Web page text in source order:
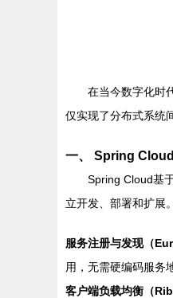
在当今数字化时
仅实现了分布式系统
一、 Spring
Spring Cloud基
立开发、部署和扩展
服务注册与发现（
用，无需硬编码服务
客户端负载均衡（